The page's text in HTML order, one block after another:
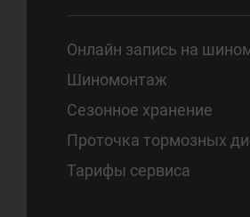
Онлайн запись на
Шиномонтаж
Сезонное хранение
Проточка тормозных
Тарифы сервиса